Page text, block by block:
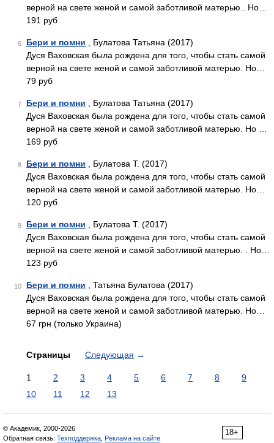
верной на свете женой и самой заботливой матерью.. Но…
191 руб
6 Бери и помни , Булатова Татьяна (2017)
Дуся Ваховская была рождена для того, чтобы стать самой
верной на свете женой и самой заботливой матерью. Но…
79 руб
7 Бери и помни , Булатова Татьяна (2017)
Дуся Ваховская была рождена для того, чтобы стать самой
верной на свете женой и самой заботливой матерью. Но …
169 руб
8 Бери и помни , Булатова Т. (2017)
Дуся Ваховская была рождена для того, чтобы стать самой
верной на свете женой и самой заботливой матерью. Но…
120 руб
9 Бери и помни , Булатова Т. (2017)
Дуся Ваховская была рождена для того, чтобы стать самой
верной на свете женой и самой заботливой матерью. . Но…
123 руб
10 Бери и помни , Татьяна Булатова (2017)
Дуся Ваховская была рождена для того, чтобы стать самой
верной на свете женой и самой заботливой матерью. Но…
67 грн (только Украина)
Страницы Следующая →
1 2 3 4 5 6 7 8
9
10
11 12 13
18+
© Академик, 2000-2026
Обратная связь: Техподдержка Реклама на сайте